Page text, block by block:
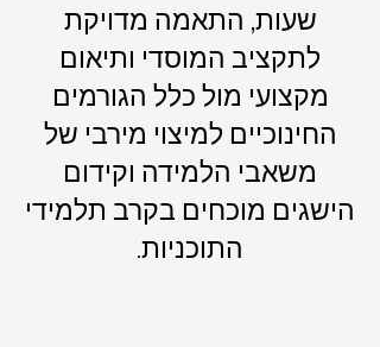
שעות, התאמה מדויקת
לתקציב המוסדי ותיאום
מקצועי מול כלל הגורמים
החינוכיים למיצוי מירבי של
משאבי הלמידה וקידום
הישגים מוכחים בקרב תלמידי
התוכניות.